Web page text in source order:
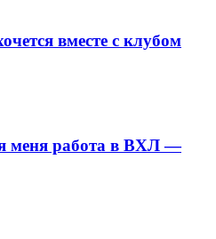
вместе с клубом
меня работа в ВХЛ —